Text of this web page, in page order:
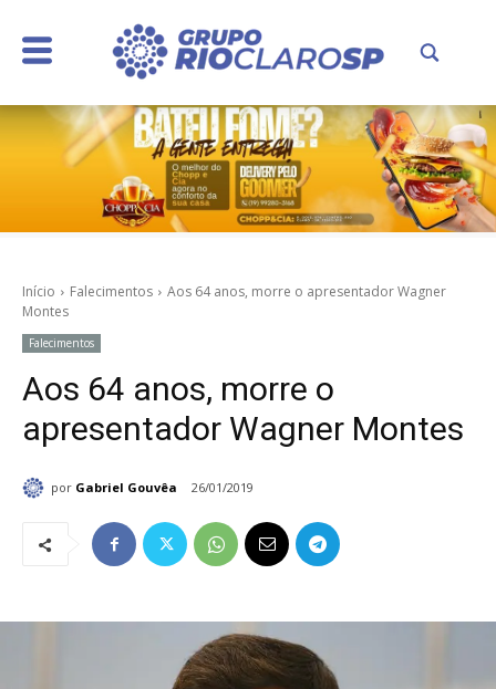
Início Falecimentos
Aos 64 anos, morre o apresentador Wagner
Montes
Falecimentos
Aos 64 anos, morre o
apresentador Wagner Montes
por Gabriel Gouvêa 26/01/2019